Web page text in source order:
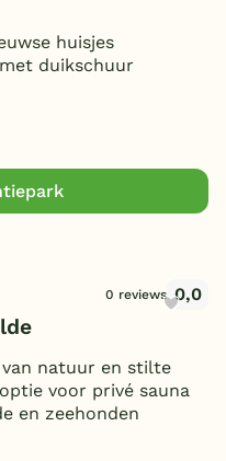
huisjes
duikschuur
0 reviews 0,0
natuur en stilte
voor privé sauna
en zeehonden